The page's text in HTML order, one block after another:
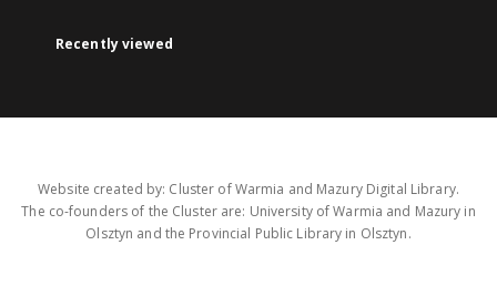
Recently viewed
Website created by: Cluster of Warmia and Mazury Digital Library.
The co-founders of the Cluster are: University of Warmia and Mazury in
Olsztyn and the Provincial Public Library in Olsztyn.